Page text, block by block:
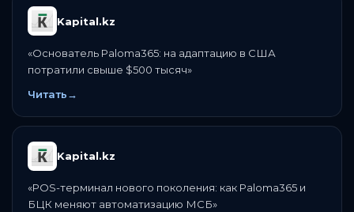
Kapital.kz
«Основатель Paloma365: на адаптацию в США
потратили свыше $500 тысяч»
Читать→
Kapital.kz
«POS-терминал нового поколения: как Paloma365 и
БЦК меняют автоматизацию МСБ»